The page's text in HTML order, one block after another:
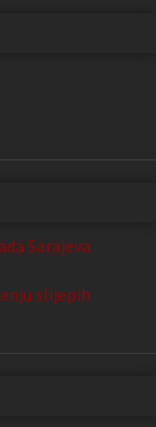
Sarajeva
slijepih